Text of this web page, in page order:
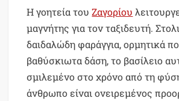
Η γοητεία τουΖαγορίου
μαγνήτης για τον ταξιδευτή.
δαιδαλώδη φαράγγια, ορμητικά
βαθύσκιωτα δάση, το βασίλειο
σμιλεμένο στο χρόνο από τη
άνθρωπο είναι ονειρεμένος